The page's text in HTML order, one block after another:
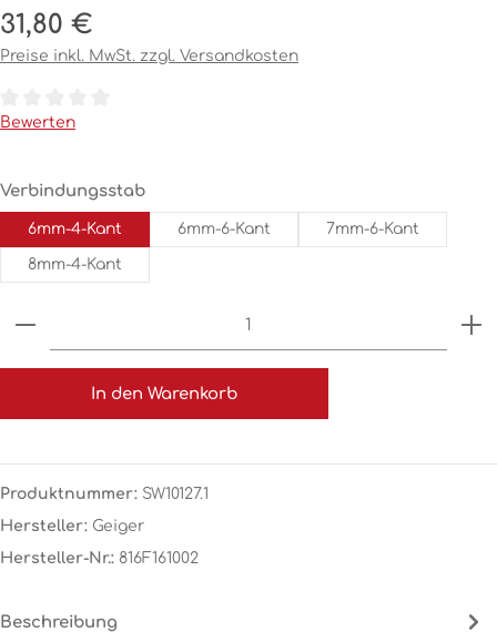
Regulärer Preis:
31,80 €
Preise inkl. MwSt. zzgl. Versandkosten
Durchschnittliche Bewertung von 0 von 5 Sternen
Bewerten
Verbindungsstabauswählen
6mm-4-Kant 6mm-6-Kant 7mm-6-Kant
8mm-4-Kant
Produkt Anzahl: Gib den gewünschten Wert
In den Warenkorb
Produktnummer: SW10127.1
Hersteller: Geiger
Hersteller-Nr.: 816F161002
Beschreibung